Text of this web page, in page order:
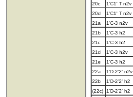
20c
1'C1' T n2v
20d
1'C1' T n2v
21a
1'C-3 n2v
21b
1'C-3 h2
21c
1'C-3 h2
21d
1'C-3 h2v
21e
1'C-3 h2
22a
1'D-2'2' n2v
22b
1'D-2'2' h2
(22c)
1'D-2'2' h2